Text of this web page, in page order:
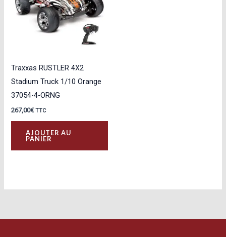
Traxxas RUSTLER 4X2
Stadium Truck 1/10 Orange
37054-4-ORNG
267,00€ TTC
AJOUTER AU
PANIER